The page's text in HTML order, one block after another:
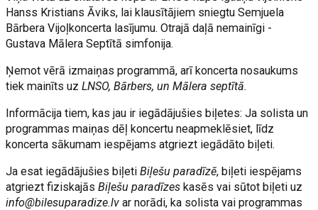
Hanss Kristians Āviks, lai klausītājiem sniegtu Semjuela
Bārbera Vijoļkoncerta lasījumu. Otrajā daļā nemainīgi -
Gustava Mālera Septītā simfonija.
Ņemot vērā izmaiņas programmā, arī koncerta nosaukums
tiek mainīts uz LNSO, Bārbers, un Mālera septītā.
Informācija tiem, kas jau ir iegādājušies biļetes: Ja solista un
programmas maiņas dēļ koncertu neapmeklēsiet, līdz
koncerta sākumam iespējams atgriezt iegādāto biļeti.
Ja esat iegādājušies biļetiBiļešu paradīzē, biļeti iespējams
atgriezt fiziskajāsBiļešu paradīzeskasēs vai sūtot biļeti uz
info@bilesuparadize.lv ar norādi, ka solista vai programmas